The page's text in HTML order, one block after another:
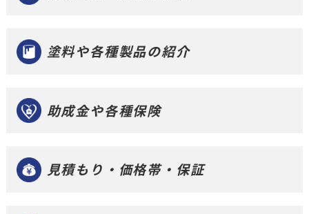
塗料や各種製品の紹介
助成金や各種保険
見積もり・価格帯・保証